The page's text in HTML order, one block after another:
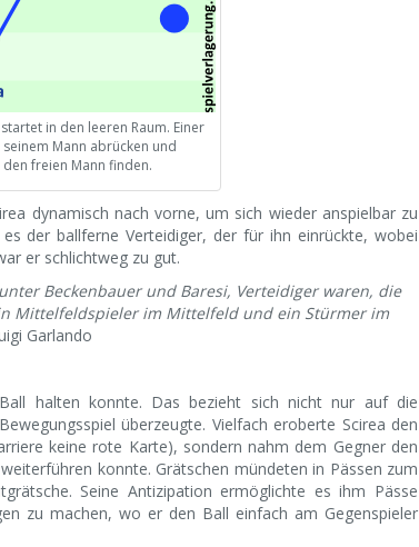
in den leeren Raum. Einer
Mann abrücken und
freien Mann finden.
dynamisch nach vorne, um sich wieder anspielbar zu
der ballferne Verteidiger, der für ihn einrückte, wobei
er schlichtweg zu gut.
Beckenbauer und Baresi, Verteidiger waren, die
Mittelfeldspieler im Mittelfeld und ein Stürmer im
Garlando
halten konnte. Das bezieht sich nicht nur auf die
überzeugte. Vielfach eroberte Scirea den
keine rote Karte), sondern nahm dem Gegner den
konnte. Grätschen mündeten in Pässen zum
Seine Antizipation ermöglichte es ihm Pässe
zu machen, wo er den Ball einfach am Gegenspieler